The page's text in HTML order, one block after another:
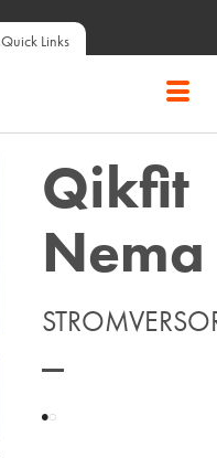
Quick Links
Qikfit
Nema